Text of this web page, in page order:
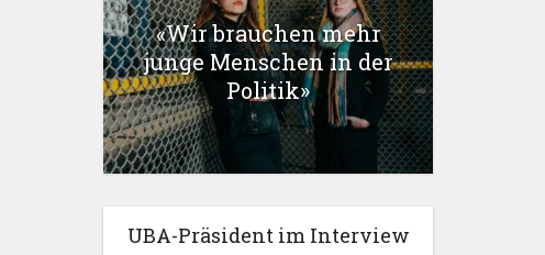
«Wir brauchen mehr
junge Menschen in der
Politik»
UBA-Präsident im Interview